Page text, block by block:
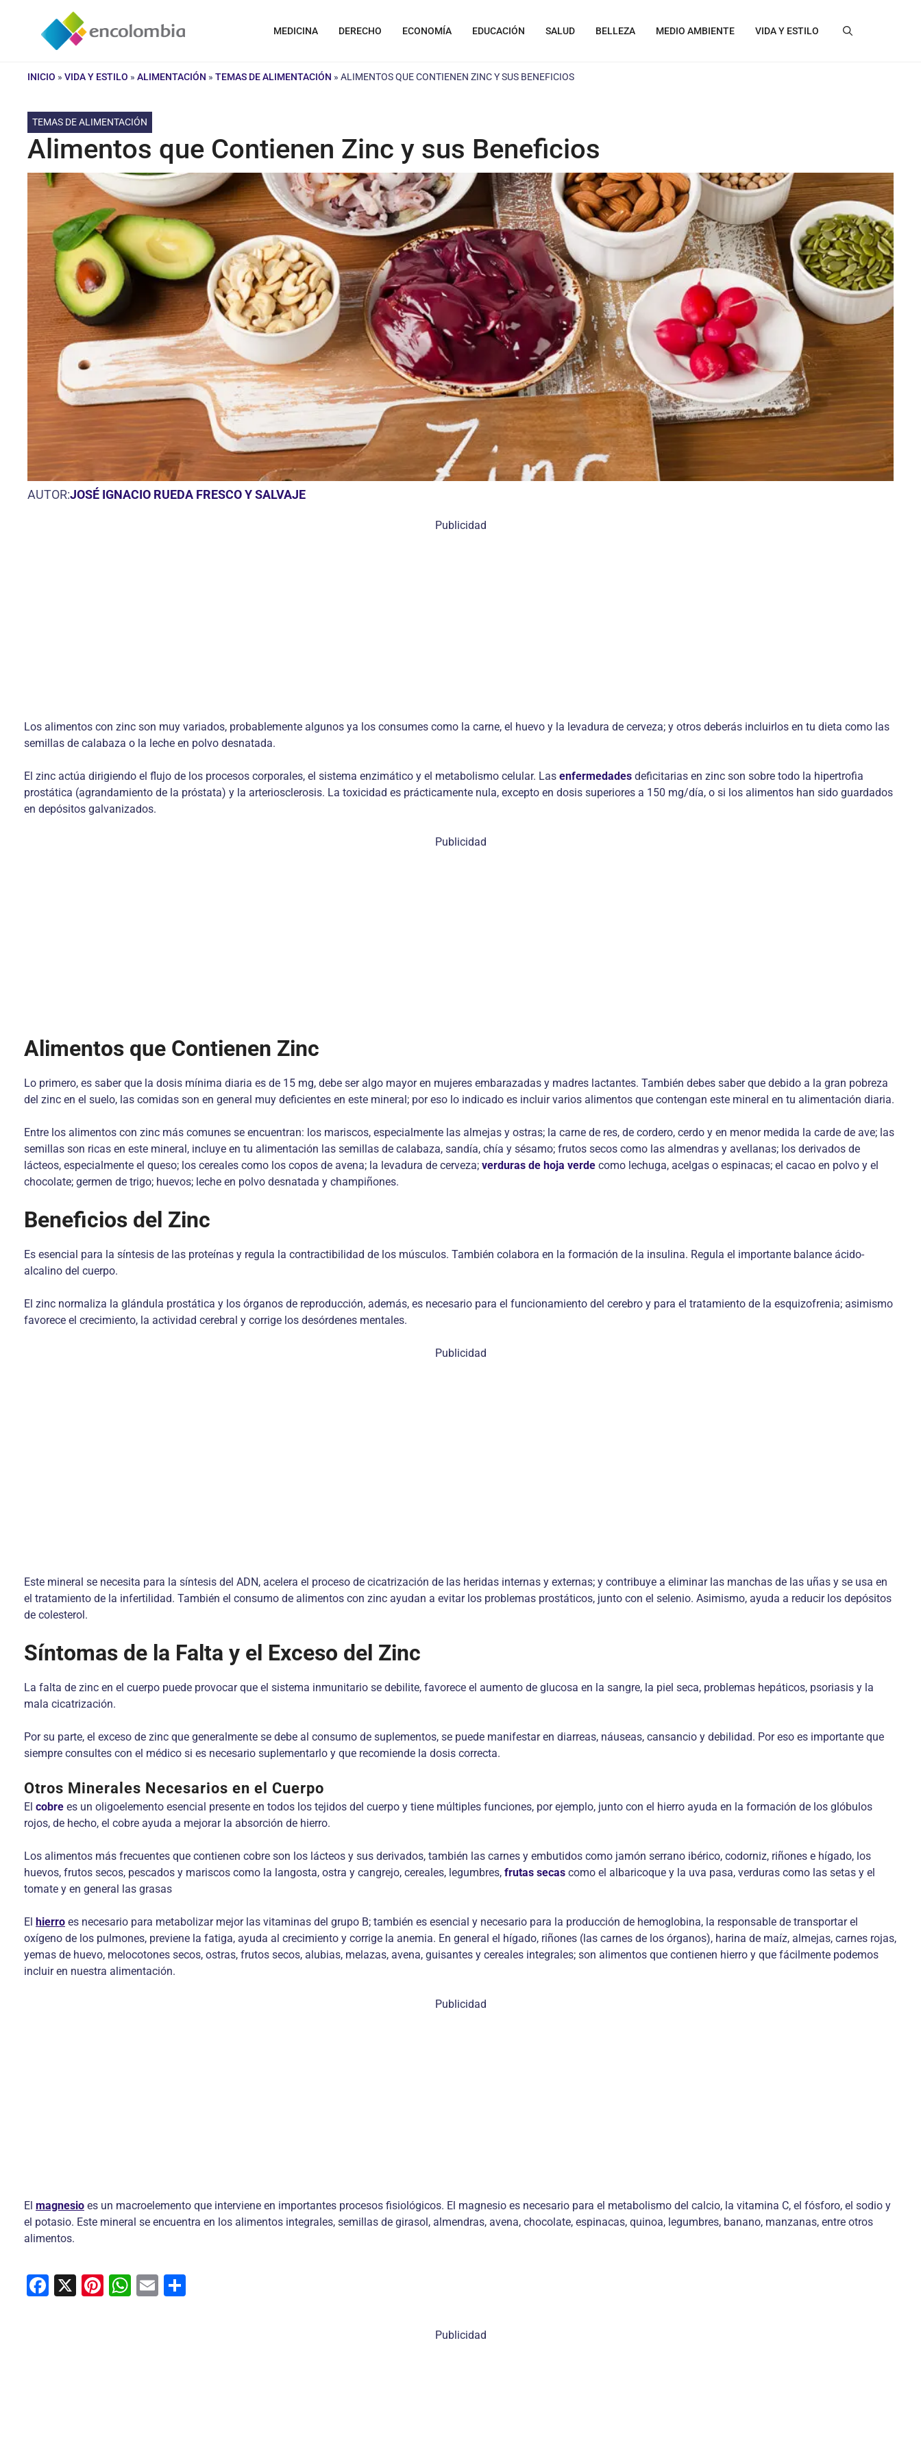
contenido
MEDICINA DERECHO ECONOMÍA EDUCACIÓN SALUD BELLEZA MEDIO AMBIENTE VIDA Y ESTILO
INICIO » VIDA Y ESTILO » ALIMENTACIÓN » TEMAS DE ALIMENTACIÓN » ALIMENTOS QUE CONTIENEN ZINC Y SUS BENEFICIOS
TEMAS DE ALIMENTACIÓN
Alimentos que Contienen Zinc y sus Beneficios
AUTOR:JOSÉ IGNACIO RUEDA FRESCO Y SALVAJE
Publicidad
Los alimentos con zinc son muy variados, probablemente algunos ya los consumes como la carne, el huevo y la levadura de cerveza; y otros deberás incluirlos en tu dieta como las
semillas de calabaza o la leche en polvo desnatada.
El zinc actúa dirigiendo el flujo de los procesos corporales, el sistema enzimático y el metabolismo celular. Las enfermedades deficitarias en zinc son sobre todo la hipertrofia
prostática (agrandamiento de la próstata) y la arteriosclerosis. La toxicidad es prácticamente nula, excepto en dosis superiores a 150 mg/día, o si los alimentos han sido guardados
en depósitos galvanizados.
Publicidad
Alimentos que Contienen Zinc
Lo primero, es saber que la dosis mínima diaria es de 15 mg, debe ser algo mayor en mujeres embarazadas y madres lactantes. También debes saber que debido a la gran pobreza
del zinc en el suelo, las comidas son en general muy deficientes en este mineral; por eso lo indicado es incluir varios alimentos que contengan este mineral en tu alimentación diaria.
Entre los alimentos con zinc más comunes se encuentran: los mariscos, especialmente las almejas y ostras; la carne de res, de cordero, cerdo y en menor medida la carde de ave; las
semillas son ricas en este mineral, incluye en tu alimentación las semillas de calabaza, sandía, chía y sésamo; frutos secos como las almendras y avellanas; los derivados de
lácteos, especialmente el queso; los cereales como los copos de avena; la levadura de cerveza; verduras de hoja verde como lechuga, acelgas o espinacas; el cacao en polvo y el
chocolate; germen de trigo; huevos; leche en polvo desnatada y champiñones.
Beneficios del Zinc
Es esencial para la síntesis de las proteínas y regula la contractibilidad de los músculos. También colabora en la formación de la insulina. Regula el importante balance ácido-
alcalino del cuerpo.
El zinc normaliza la glándula prostática y los órganos de reproducción, además, es necesario para el funcionamiento del cerebro y para el tratamiento de la esquizofrenia; asimismo
favorece el crecimiento, la actividad cerebral y corrige los desórdenes mentales.
Publicidad
Este mineral se necesita para la síntesis del ADN, acelera el proceso de cicatrización de las heridas internas y externas; y contribuye a eliminar las manchas de las uñas y se usa en
el tratamiento de la infertilidad. También el consumo de alimentos con zinc ayudan a evitar los problemas prostáticos, junto con el selenio. Asimismo, ayuda a reducir los depósitos
de colesterol.
Síntomas de la Falta y el Exceso del Zinc
La falta de zinc en el cuerpo puede provocar que el sistema inmunitario se debilite, favorece el aumento de glucosa en la sangre, la piel seca, problemas hepáticos, psoriasis y la
mala cicatrización.
Por su parte, el exceso de zinc que generalmente se debe al consumo de suplementos, se puede manifestar en diarreas, náuseas, cansancio y debilidad. Por eso es importante que
siempre consultes con el médico si es necesario suplementarlo y que recomiende la dosis correcta.
Otros Minerales Necesarios en el Cuerpo
El cobre es un oligoelemento esencial presente en todos los tejidos del cuerpo y tiene múltiples funciones, por ejemplo, junto con el hierro ayuda en la formación de los glóbulos
rojos, de hecho, el cobre ayuda a mejorar la absorción de hierro.
Los alimentos más frecuentes que contienen cobre son los lácteos y sus derivados, también las carnes y embutidos como jamón serrano ibérico, codorniz, riñones e hígado, los
huevos, frutos secos, pescados y mariscos como la langosta, ostra y cangrejo, cereales, legumbres, frutas secas como el albaricoque y la uva pasa, verduras como las setas y el
tomate y en general las grasas
El hierro es necesario para metabolizar mejor las vitaminas del grupo B; también es esencial y necesario para la producción de hemoglobina, la responsable de transportar el
oxígeno de los pulmones, previene la fatiga, ayuda al crecimiento y corrige la anemia. En general el hígado, riñones (las carnes de los órganos), harina de maíz, almejas, carnes rojas,
yemas de huevo, melocotones secos, ostras, frutos secos, alubias, melazas, avena, guisantes y cereales integrales; son alimentos que contienen hierro y que fácilmente podemos
incluir en nuestra alimentación.
Publicidad
El magnesio es un macroelemento que interviene en importantes procesos fisiológicos. El magnesio es necesario para el metabolismo del calcio, la vitamina C, el fósforo, el sodio y
el potasio. Este mineral se encuentra en los alimentos integrales, semillas de girasol, almendras, avena, chocolate, espinacas, quinoa, legumbres, banano, manzanas, entre otros
alimentos.
F
X
Pi W E
Publicidad